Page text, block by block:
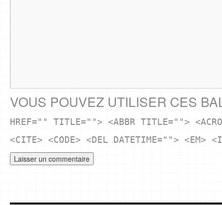
VOUS POUVEZ UTILISER CES
HREF="" TITLE=""> <ABBR TITLE="">
<CITE> <CODE> <DEL DATETIME=""> <EM>